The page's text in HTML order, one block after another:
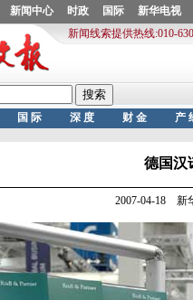
德国汉
2007-04-18 新